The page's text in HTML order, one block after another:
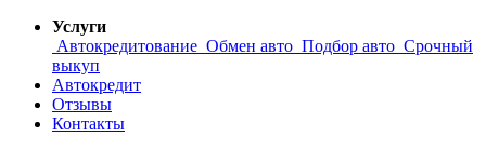
Услуги
Автокредитование Обмен авто Подбор авто Срочный
выкуп
Автокредит
Отзывы
Контакты